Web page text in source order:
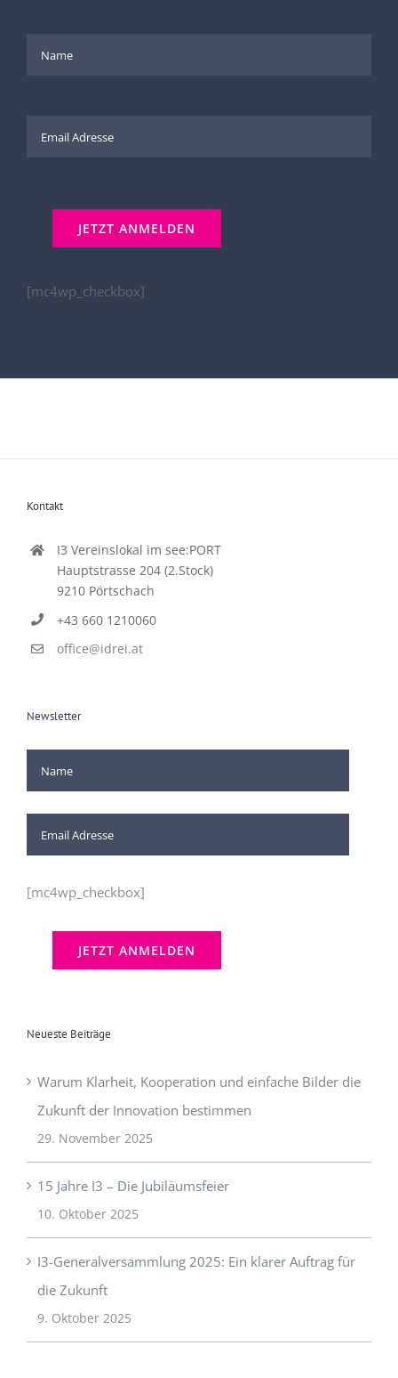
Hauptstrasse 204 (2.Stock)
9210 Pörtschach
Newsletter
[mc4wp_checkbox]
Neueste Beiträge
Warum Klarheit, Kooperation und einfache Bilder die
Zukunft der Innovation bestimmen
29. November 2025
15 Jahre I3 – Die Jubiläumsfeier
10. Oktober 2025
I3-Generalversammlung 2025: Ein klarer Auftrag für
die Zukunft